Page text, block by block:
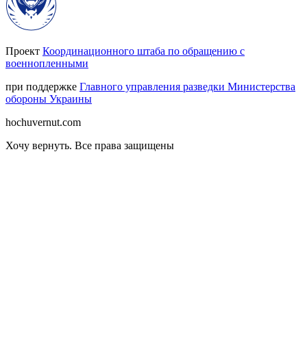
Проект Координационного штаба по обращению с
военнопленными
при поддержке Главного управления разведки Министерства
обороны Украины
hochuvernut.com
Хочу вернуть. Все права защищены